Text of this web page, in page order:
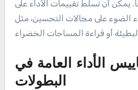
يمكن أن تسلط تقييمات الأداء على
الضوء على مجالات التحسين، مثل
الأداء العامة في
البطولات